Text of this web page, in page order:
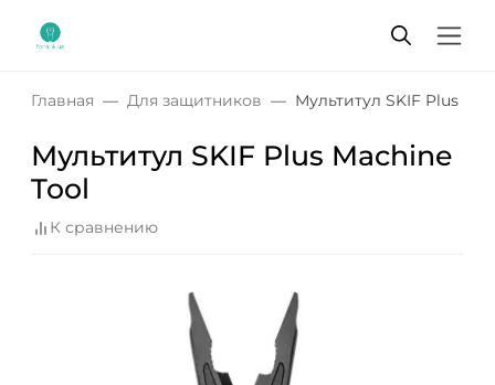
Главная Для защитников Мультитул SKIF Plus
Мультитул SKIF Plus Machine
Tool
К сравнению